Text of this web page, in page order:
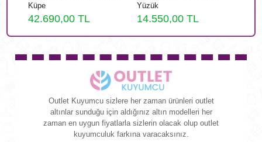
Küpe
42.690,00 TL
Yüzük
14.550,00 TL
Outlet Kuyumcu sizlere her zaman ürünleri outlet
altınlar sunduğu için aldığınız altın modelleri her
zaman en uygun fiyatlarla sizlerin olacak olup outlet
kuyumculuk farkına varacaksınız.